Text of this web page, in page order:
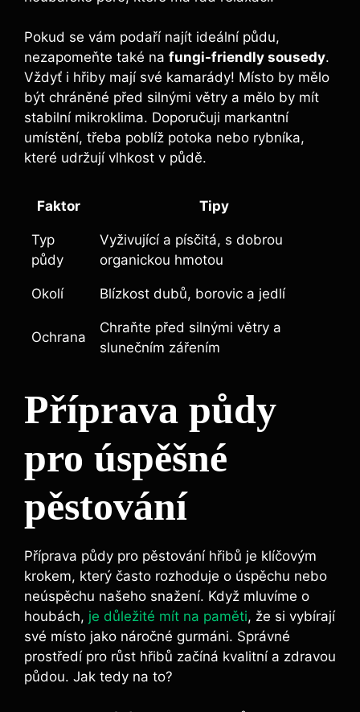
Pokud se vám podaří najít ideální půdu,
nezapomeňte také na fungi-friendly sousedy.
Vždyť i hřiby mají své kamarády! Místo by mělo
být chráněné před silnými větry a mělo by mít
stabilní mikroklima. Doporučuji markantní
umístění, třeba poblíž potoka nebo rybníka,
které udržují vlhkost v půdě.
Faktor Tipy
Typ
půdy
Vyživující a písčitá, s dobrou
organickou hmotou
Okolí Blízkost dubů, borovic a jedlí
Ochrana
Chraňte před silnými větry a
slunečním zářením
Příprava půdy
pro úspěšné
pěstování
Příprava půdy pro pěstování hřibů je klíčovým
krokem, který často rozhoduje o úspěchu nebo
neúspěchu našeho snažení. Když mluvíme o
houbách, je důležité mít na paměti, že si vybírají
své místo jako náročné gurmáni. Správné
prostředí pro růst hřibů začíná kvalitní a zdravou
půdou. Jak tedy na to?